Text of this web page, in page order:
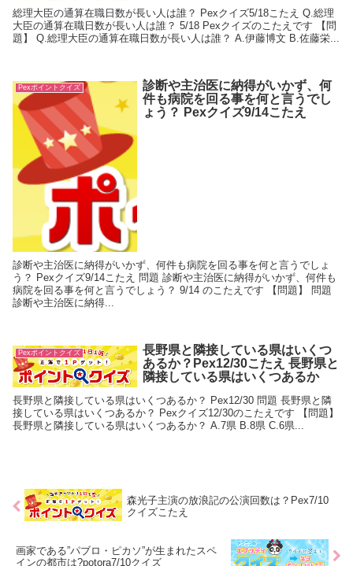
総理大臣の通算在職日数が長い人は誰？ Pexクイズ5/18こたえ Q.総理
大臣の通算在職日数が長い人は誰？ 5/18 Pexクイズのこたえです 【問
題】 Q.総理大臣の通算在職日数が長い人は誰？ A.伊藤博文 B.佐藤栄...
Pexポイントクイズ
診断や主治医に納得がいかず、何
件も病院を回る事を何と言うでし
ょう？ Pexクイズ9/14こたえ
診断や主治医に納得がいかず、何件も病院を回る事を何と言うでしょ
う？ Pexクイズ9/14こたえ 問題 診断や主治医に納得がいかず、何件も
病院を回る事を何と言うでしょう？ 9/14 のこたえです 【問題】 問題
診断や主治医に納得...
Pexポイントクイズ
長野県と隣接している県はいくつ
あるか？Pex12/30こたえ 長野県と
隣接している県はいくつあるか
長野県と隣接している県はいくつあるか？ Pex12/30 問題 長野県と隣
接している県はいくつあるか？ Pexクイズ12/30のこたえです 【問題】
長野県と隣接している県はいくつあるか？ A.7県 B.8県 C.6県...
森光子主演の放浪記の公演回数は？Pex7/10
クイズこたえ
画家である”パブロ・ピカソ”が生まれたスペ
インの都市は?potora7/10クイズ